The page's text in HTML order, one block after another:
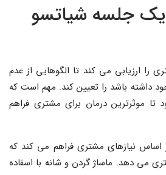
یک جلسه شیاتسو
را ارزیابی می کند تا الگوهایی از عدم
داشته باشد را تعیین کند. مهم است که
موثرترین درمان برای مشتری فراهم
نیازهای مشتری فراهم می کند که
می دهد. ماساژ گردن و شانه با اسفاده